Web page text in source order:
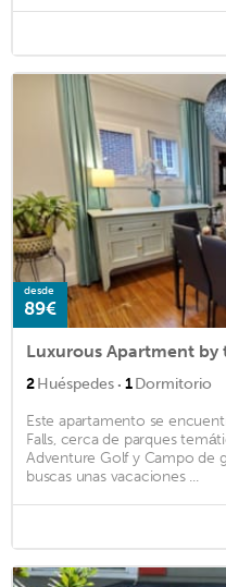
desde
89€
Luxurous Apartment by
2Huéspedes · 1Dormitorio
Este apartamento se
Falls, cerca de parques
Adventure Golf y Campo de
buscas unas vacaciones ...